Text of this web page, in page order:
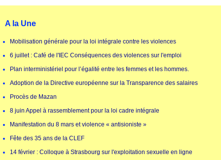
A la Une
Mobilisation générale pour la loi intégrale contre les violences
6 juillet : Café de l'IEC Conséquences des violences sur l'emploi
Plan interministériel pour l’égalité entre les femmes et les hommes.
Adoption de la Directive européenne sur la Transparence des salaires
Procès de Mazan
8 juin Appel à rassemblement pour la loi cadre intégrale
Manifestation du 8 mars et violence « antisioniste »
Fête des 35 ans de la CLEF
14 février : Colloque à Strasbourg sur l'exploitation sexuelle en ligne